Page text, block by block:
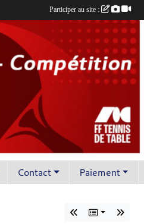
Contact Paiement
Participer au site :